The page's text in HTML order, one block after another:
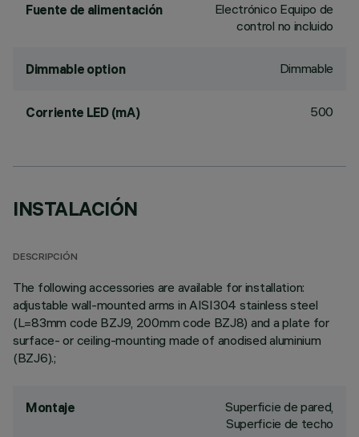
Fuente de alimentación
Electrónico Equipo de
control no incluido
Dimmable option Dimmable
Corriente LED (mA) 500
INSTALACIÓN
DESCRIPCIÓN
The following accessories are available for installation:
adjustable wall-mounted arms in AISI304 stainless steel
(L=83mm code BZJ9, 200mm code BZJ8) and a plate for
surface- or ceiling-mounting made of anodised aluminium
(BZJ6).;
Montaje
Superficie de pared,
Superficie de techo